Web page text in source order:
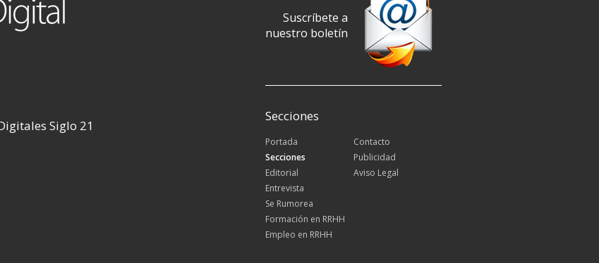
Siglo 21
Suscríbete a
nuestro boletín
Secciones
Portada
Secciones
Editorial
Entrevista
Se Rumorea
Formación en RRHH
Empleo en RRHH
Contacto
Publicidad
Aviso Legal